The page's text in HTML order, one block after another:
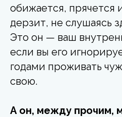
обижается, прячется
дерзит, не слушаясь
Это он — ваш
если вы его
годами проживать
свою.
А он, между прочим,